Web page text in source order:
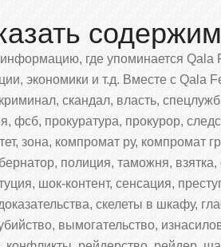
где упоминается Qala
экономики и т.д. Вместе с Qala
скандал, власть,
фсб, прокуратура, прокурор,
зона, компромат ру, компромат
полиция, таможня, взятка,
шок-контент, сенсация,
скелеты в шкафу,
вымогательство,